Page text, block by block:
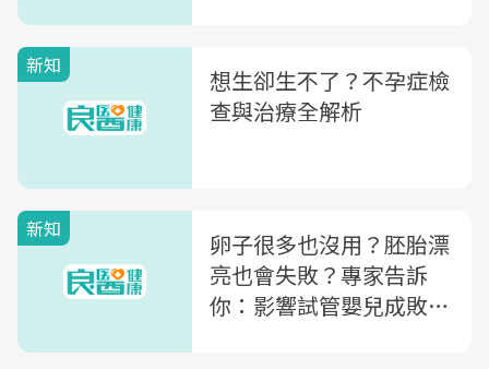
新知
想生卻生不了？不孕症檢
查與治療全解析
新知
卵子很多也沒用？胚胎漂
亮也會失敗？專家告訴
你：影響試管嬰兒成敗的